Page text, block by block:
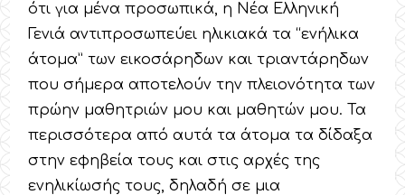
ότι για μένα προσωπικά, η Νέα Ελληνική
Γενιά αντιπροσωπεύει ηλικιακά τα “ενήλικα
άτομα” των εικοσάρηδων και τριαντάρηδων
που σήμερα αποτελούν την πλειονότητα των
πρώην μαθητριών μου και μαθητών μου. Τα
περισσότερα από αυτά τα άτομα τα δίδαξα
στην εφηβεία τους και στις αρχές της
ενηλικίωσής τους, δηλαδή σε μια